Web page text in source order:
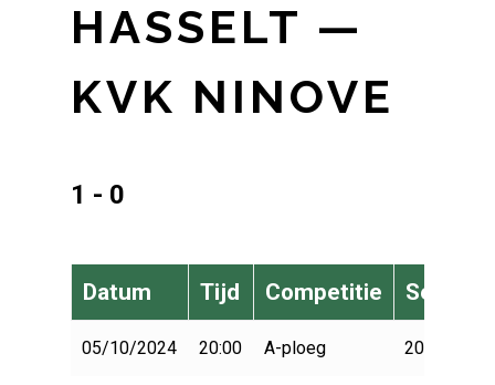
HASSELT —
KVK NINOVE
1 - 0
Datum Tijd Competitie Seizoen
05/10/2024 20:00 A-ploeg 2024-2025